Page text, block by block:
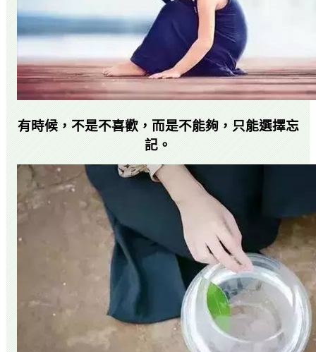
有時候，不是不喜歡，而是不能夠，只能選擇忘
記。